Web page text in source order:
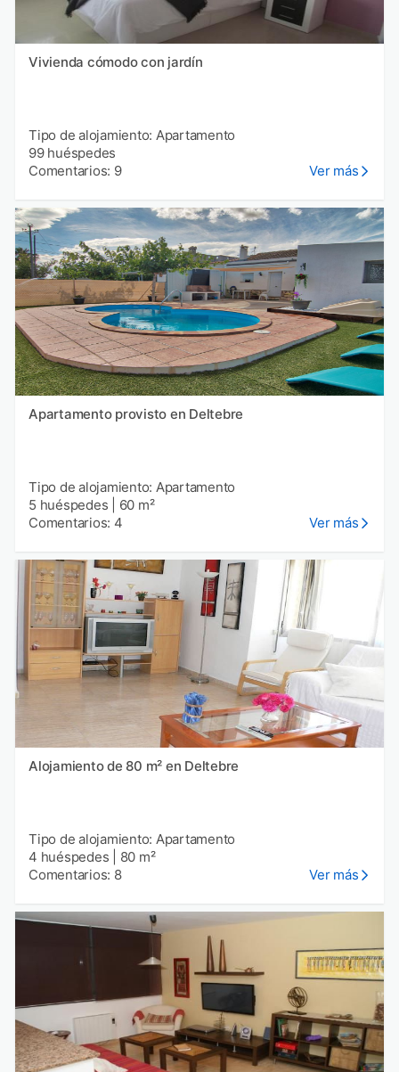
Vivienda cómodo con jardín
Tipo de alojamiento: Apartamento
99 huéspedes
Comentarios: 9
Ver más
Apartamento provisto en Deltebre
Tipo de alojamiento: Apartamento
5 huéspedes
60 m²
Comentarios: 4
Ver más
Alojamiento de 80 m² en Deltebre
Tipo de alojamiento: Apartamento
4 huéspedes
80 m²
Comentarios: 8
Ver más